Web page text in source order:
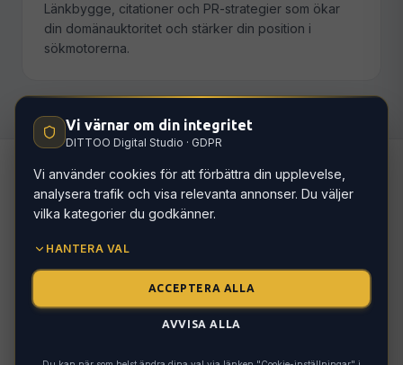
Länkbygge, citationer och PR-strategier som ökar
din domänauktoritet och stärker din position i
sökmotorerna.
Hur vi arbetar
01
Vi granskar din nuvarande synlighet, tekniska
Vi värnar om din integritet
DITTOO Digital Studio · GDPR
Vi använder cookies för att förbättra din upplevelse,
analysera trafik och visa relevanta annonser. Du väljer
vilka kategorier du godkänner.
HANTERA VAL
ACCEPTERA ALLA
AVVISA ALLA